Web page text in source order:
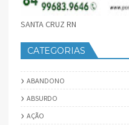
SANTA CRUZ RN
CATEGORIAS
ABANDONO
ABSURDO
AÇÃO